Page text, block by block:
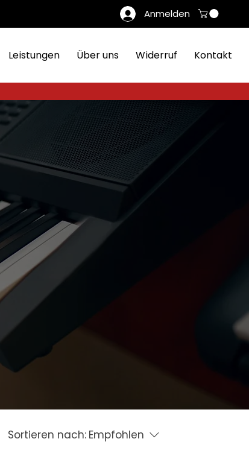
Anmelden
Leistungen Über uns Widerruf Kontakt
Sortieren nach: Empfohlen